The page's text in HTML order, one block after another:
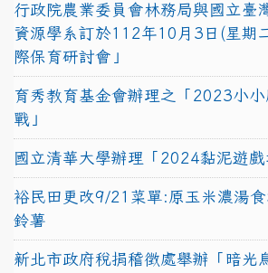
行政院農業委員會林務局與國立臺
資源學系訂於112年10月3日(星期
際保育研討會」
育秀教育基金會辦理之「2023小
戰」
國立清華大學辦理「2024黏泥遊戲
裕民田更改9/21菜單:原玉米濃湯
鈴薯
新北市政府稅捐稽徵處舉辦「暗光